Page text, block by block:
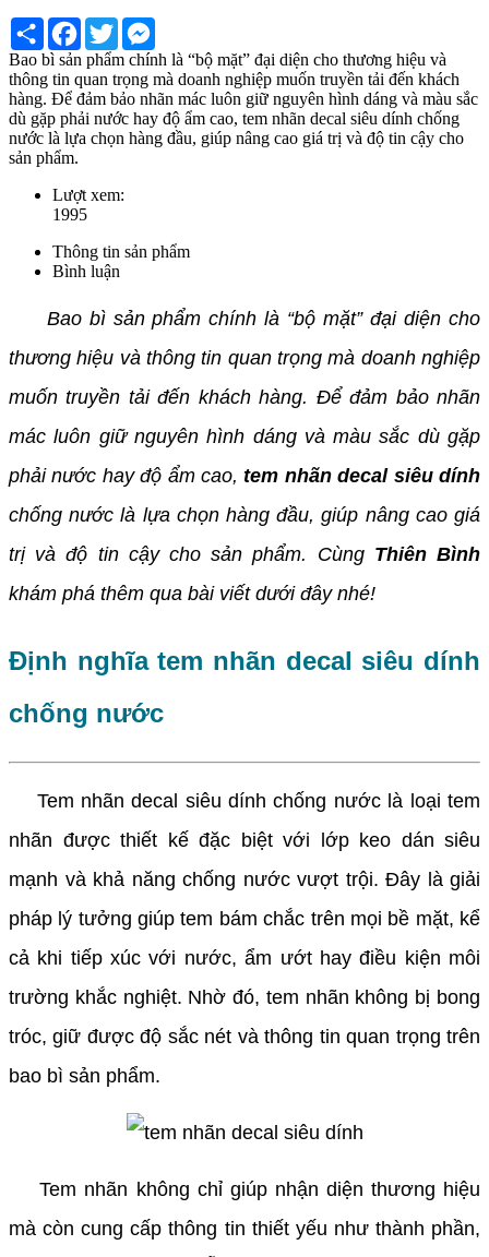
Share Facebook
Twitter
Bao bì sản phẩm chính là “bộ mặt” đại diện cho thương hiệu và
thông tin quan trọng mà doanh nghiệp muốn truyền tải đến khách
hàng. Để đảm bảo nhãn mác luôn giữ nguyên hình dáng và màu sắc
dù gặp phải nước hay độ ẩm cao, tem nhãn decal siêu dính chống
nước là lựa chọn hàng đầu, giúp nâng cao giá trị và độ tin cậy cho
sản phẩm.
Lượt xem:
1995
Thông tin sản phẩm
Bình luận
Bao bì sản phẩm chính là “bộ mặt” đại diện cho
thương hiệu và thông tin quan trọng mà doanh nghiệp
muốn truyền tải đến khách hàng. Để đảm bảo nhãn
mác luôn giữ nguyên hình dáng và màu sắc dù gặp
phải nước hay độ ẩm cao,tem nhãn decal siêu dính
chống nước là lựa chọn hàng đầu, giúp nâng cao giá
trị và độ tin cậy cho sản phẩm. Cùng Thiên Bình
khám phá thêm qua bài viết dưới đây nhé!
Định nghĩa tem nhãn decal siêu dính
chống nước
Tem nhãn decal siêu dính chống nước là loại tem
nhãn được thiết kế đặc biệt với lớp keo dán siêu
mạnh và khả năng chống nước vượt trội. Đây là giải
pháp lý tưởng giúp tem bám chắc trên mọi bề mặt, kể
cả khi tiếp xúc với nước, ẩm ướt hay điều kiện môi
trường khắc nghiệt. Nhờ đó, tem nhãn không bị bong
tróc, giữ được độ sắc nét và thông tin quan trọng trên
bao bì sản phẩm.
Tem nhãn không chỉ giúp nhận diện thương hiệu
mà còn cung cấp thông tin thiết yếu như thành phần,